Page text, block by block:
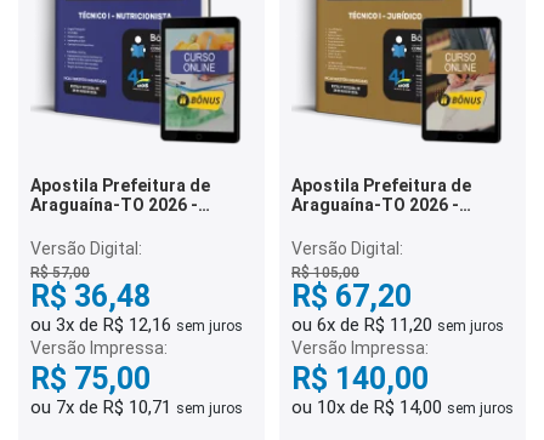
Apostila Prefeitura de
Araguaína-TO 2026 -
Versão Digital:
R$ 57,00
R$ 36,48
ou 3x de R$ 12,16 sem juros
Versão Impressa:
R$ 75,00
ou 7x de R$ 10,71 sem juros
Apostila Prefeitura de
Araguaína-TO 2026 -
Versão Digital:
R$ 105,00
R$ 67,20
ou 6x de R$ 11,20 sem juros
Versão Impressa:
R$ 140,00
ou 10x de R$ 14,00 sem juros